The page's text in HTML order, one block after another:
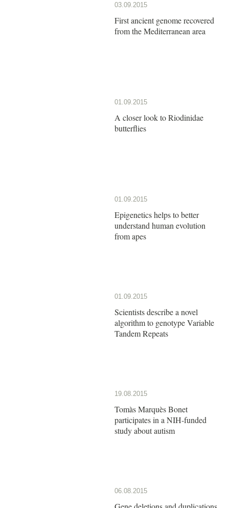
03.09.2015
First ancient genome recovered
from the Mediterranean area
01.09.2015
A closer look to Riodinidae
butterflies
01.09.2015
Epigenetics helps to better
understand human evolution
from apes
01.09.2015
Scientists describe a novel
algorithm to genotype Variable
Tandem Repeats
19.08.2015
Tomàs Marquès Bonet
participates in a NIH-funded
study about autism
06.08.2015